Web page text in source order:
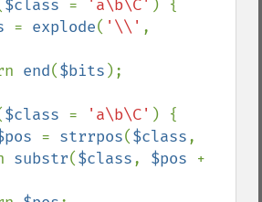
$class = 'a\b\C' ) {
= explode( '\\'
end($bits );
$class = 'a\b\C' ) {
= strrpos($class
substr($class, $pos